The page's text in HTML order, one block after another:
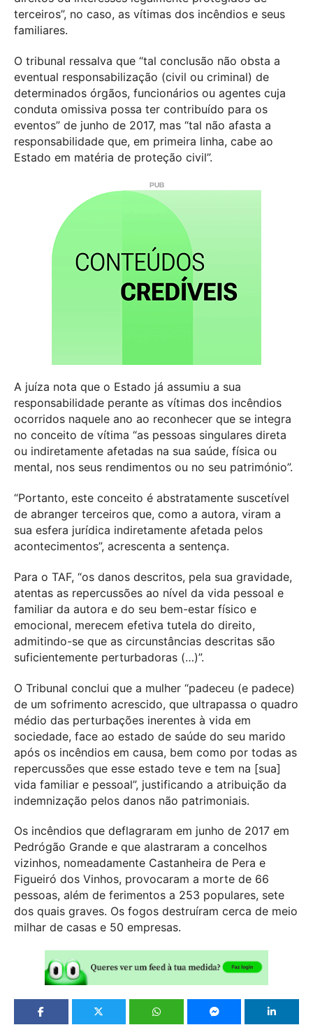
terceiros”, no caso, as vítimas dos incêndios e seus
familiares.
O tribunal ressalva que “tal conclusão não obsta a
eventual responsabilização (civil ou criminal) de
determinados órgãos, funcionários ou agentes cuja
conduta omissiva possa ter contribuído para os
eventos” de junho de 2017, mas “tal não afasta a
responsabilidade que, em primeira linha, cabe ao
Estado em matéria de proteção civil”.
A juíza nota que o Estado já assumiu a sua
responsabilidade perante as vítimas dos incêndios
ocorridos naquele ano ao reconhecer que se integra
no conceito de vítima “as pessoas singulares direta
ou indiretamente afetadas na sua saúde, física ou
mental, nos seus rendimentos ou no seu património”.
“Portanto, este conceito é abstratamente suscetível
de abranger terceiros que, como a autora, viram a
sua esfera jurídica indiretamente afetada pelos
acontecimentos”, acrescenta a sentença.
Para o TAF, “os danos descritos, pela sua gravidade,
atentas as repercussões ao nível da vida pessoal e
familiar da autora e do seu bem-estar físico e
emocional, merecem efetiva tutela do direito,
admitindo-se que as circunstâncias descritas são
suficientemente perturbadoras (…)”.
O Tribunal conclui que a mulher “padeceu (e padece)
de um sofrimento acrescido, que ultrapassa o quadro
médio das perturbações inerentes à vida em
sociedade, face ao estado de saúde do seu marido
após os incêndios em causa, bem como por todas as
repercussões que esse estado teve e tem na [sua]
vida familiar e pessoal”, justificando a atribuição da
indemnização pelos danos não patrimoniais.
Os incêndios que deflagraram em junho de 2017 em
Pedrógão Grande e que alastraram a concelhos
vizinhos, nomeadamente Castanheira de Pera e
Figueiró dos Vinhos, provocaram a morte de 66
pessoas, além de ferimentos a 253 populares, sete
dos quais graves. Os fogos destruíram cerca de meio
milhar de casas e 50 empresas.